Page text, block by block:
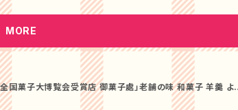
と、あんこの上品な甘みがお口の中に広がります。半
名な京都養老軒監修。 【各種お祝いごと、
ジ
福」。やわらかなもち生地と甘さ控えめなこしあんが
楽しみいただけます。 【各種お祝いごと、
選
MORE
国菓子大博覧会受賞店 御菓子處」老舗の味 和菓子 羊羹 よ